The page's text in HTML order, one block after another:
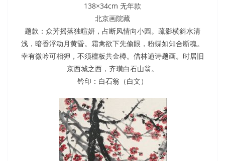
138×34cm 无年款
北京画院藏
题款：众芳摇落独暄妍，占断风情向小园。疏影横斜水清
浅，暗香浮动月黄昏。霜禽欲下先偷眼，粉蝶如知合断魂。
幸有微吟可相狎，不须檀板共金樽。借林逋诗题画。时居旧
京西城之西，齐璜白石山翁。
钤印：白石翁（白文）